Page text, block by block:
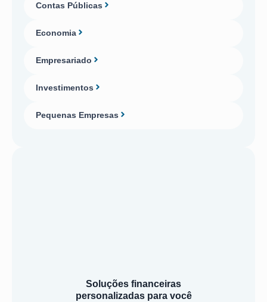
Contas Públicas
Economia
Empresariado
Investimentos
Pequenas Empresas
Soluções financeiras
personalizadas para você